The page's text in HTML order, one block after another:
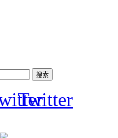
Twitter